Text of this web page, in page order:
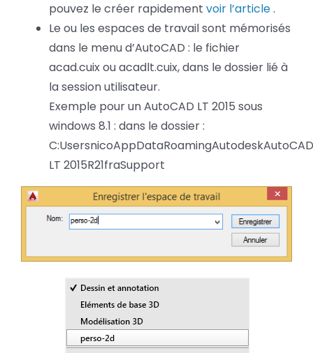
pouvez le créer rapidement voir l’article.
Le ou les espaces de travail sont mémorisés
dans le menu d’AutoCAD : le fichier
acad.cuix ou acadlt.cuix, dans le dossier lié à
la session utilisateur.
Exemple pour un AutoCAD LT 2015 sous
windows 8.1 : dans le dossier :
C:UsersnicoAppDataRoamingAutodeskAutoCAD
LT 2015R21fraSupport